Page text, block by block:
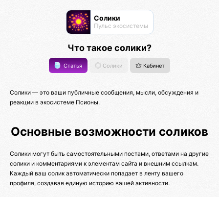
Солики
Пульс экосистемы
Что такое солики?
Статья Солики Кабинет
Солики — это ваши публичные сообщения, мысли, обсуждения и
реакции в экосистеме Псионы.
Основные возможности соликов
Солики могут быть самостоятельными постами, ответами на другие
солики и комментариями к элементам сайта и внешним ссылкам.
Каждый ваш солик автоматически попадает в ленту вашего
профиля, создавая единую историю вашей активности.